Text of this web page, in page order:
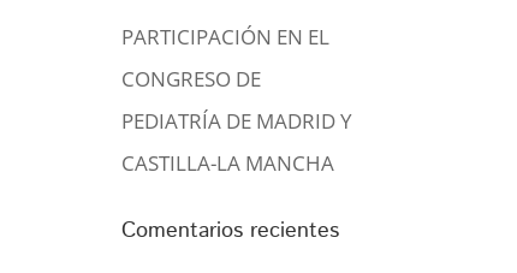
PARTICIPACIÓN EN EL
CONGRESO DE
PEDIATRÍA DE MADRID Y
CASTILLA-LA MANCHA
Comentarios recientes